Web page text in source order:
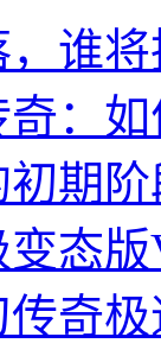
谁
：
期
态
奇